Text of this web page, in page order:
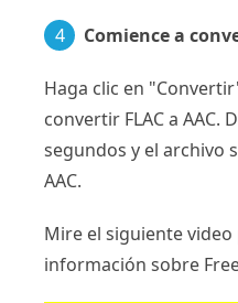
4 Comience a
Haga clic en
convertir FLAC a AAC.
segundos y el archivo
AAC.
Mire el siguiente
información sobre